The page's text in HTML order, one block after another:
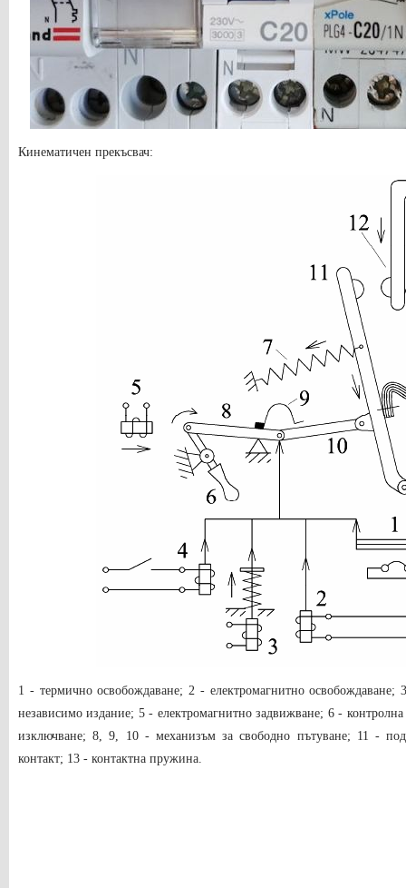
Кинематичен прекъсвач:
1 - термично освобождаване; 2 - електромагнитно
независимо издание; 5 - електромагнитно задвижване; 6 -
изключване; 8, 9, 10 - механизъм за свободно пътуване; 11 -
контакт; 13 - контактна пружина.